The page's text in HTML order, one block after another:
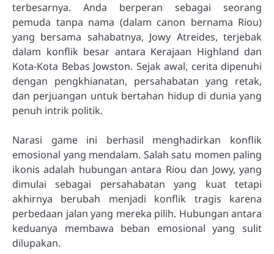
terbesarnya. Anda berperan sebagai seorang
pemuda tanpa nama (dalam canon bernama Riou)
yang bersama sahabatnya, Jowy Atreides, terjebak
dalam konflik besar antara Kerajaan Highland dan
Kota-Kota Bebas Jowston. Sejak awal, cerita dipenuhi
dengan pengkhianatan, persahabatan yang retak,
dan perjuangan untuk bertahan hidup di dunia yang
penuh intrik politik.
Narasi game ini berhasil menghadirkan konflik
emosional yang mendalam. Salah satu momen paling
ikonis adalah hubungan antara Riou dan Jowy, yang
dimulai sebagai persahabatan yang kuat tetapi
akhirnya berubah menjadi konflik tragis karena
perbedaan jalan yang mereka pilih. Hubungan antara
keduanya membawa beban emosional yang sulit
dilupakan.